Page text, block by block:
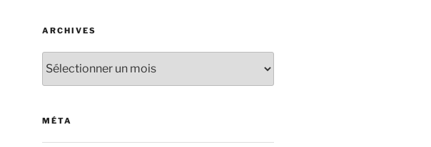
ARCHIVES
MÉTA